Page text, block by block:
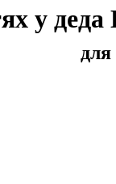
у деда
для